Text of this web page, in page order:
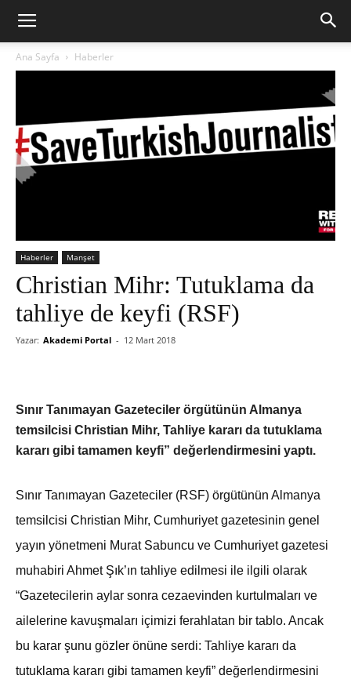
Ana Sayfa Haberler
Haberler Manşet
Christian Mihr: Tutuklama da
tahliye de keyfi (RSF)
Yazar: Akademi Portal - 12 Mart 2018
Sınır Tanımayan Gazeteciler örgütünün Almanya
temsilcisi Christian Mihr, Tahliye kararı da tutuklama
kararı gibi tamamen keyfi” değerlendirmesini yaptı.
Sınır Tanımayan Gazeteciler (RSF) örgütünün Almanya
temsilcisi Christian Mihr, Cumhuriyet gazetesinin genel
yayın yönetmeni Murat Sabuncu ve Cumhuriyet gazetesi
muhabiri Ahmet Şık’ın tahliye edilmesi ile ilgili olarak
“Gazetecilerin aylar sonra cezaevinden kurtulmaları ve
ailelerine kavuşmaları içimizi ferahlatan bir tablo. Ancak
bu karar şunu gözler önüne serdi: Tahliye kararı da
tutuklama kararı gibi tamamen keyfi” değerlendirmesini